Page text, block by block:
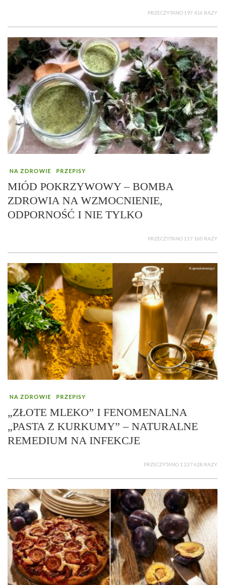
PRZECZYTANO 197 416 RAZY
NA ZDROWIE PRZEPISY
MIÓD POKRZYWOWY – BOMBA
ZDROWIA NA WZMOCNIENIE,
ODPORNOŚĆ I NIE TYLKO
PRZECZYTANO 117 160 RAZY
NA ZDROWIE PRZEPISY
„ZŁOTE MLEKO” I FENOMENALNA
„PASTA Z KURKUMY” – NATURALNE
REMEDIUM NA INFEKCJE
PRZECZYTANO 1 227 628 RAZY